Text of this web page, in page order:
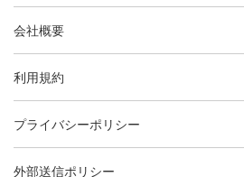
会社概要
利用規約
プライバシーポリシー
外部送信ポリシー